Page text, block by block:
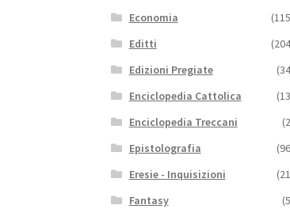
Economia
Editti
Edizioni Pregiate
Enciclopedia Cattolica
Enciclopedia Treccani
Epistolografia
Eresie - Inquisizioni
Fantasy